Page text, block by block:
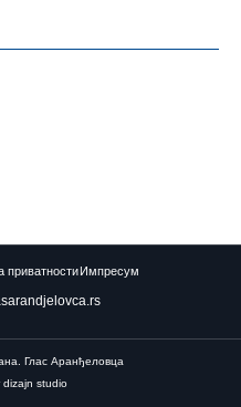
приватности Импресум
Глас Аранђеловца
dizajn studio